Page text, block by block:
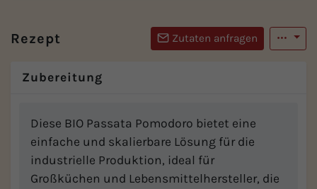
Rezept Zutaten anfragen
Zubereitung
Diese BIO Passata Pomodoro bietet eine
einfache und skalierbare Lösung für die
industrielle Produktion, ideal für
Großküchen und Lebensmittelhersteller, die